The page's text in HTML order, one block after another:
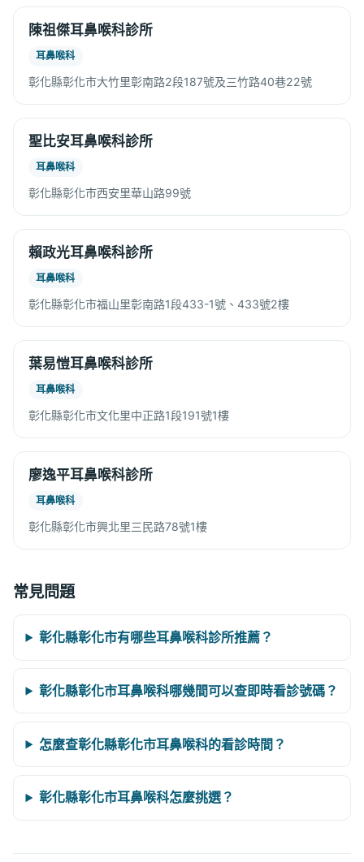
陳祖傑耳鼻喉科診所
耳鼻喉科
彰化縣彰化市大竹里彰南路2段187號及三竹路40巷22號
聖比安耳鼻喉科診所
耳鼻喉科
彰化縣彰化市西安里華山路99號
賴政光耳鼻喉科診所
耳鼻喉科
彰化縣彰化市福山里彰南路1段433-1號、433號2樓
葉易愷耳鼻喉科診所
耳鼻喉科
彰化縣彰化市文化里中正路1段191號1樓
廖逸平耳鼻喉科診所
耳鼻喉科
彰化縣彰化市興北里三民路78號1樓
常見問題
彰化縣彰化市有哪些耳鼻喉科診所推薦？
彰化縣彰化市耳鼻喉科哪幾間可以查即時看診號碼？
怎麼查彰化縣彰化市耳鼻喉科的看診時間？
彰化縣彰化市耳鼻喉科怎麼挑選？